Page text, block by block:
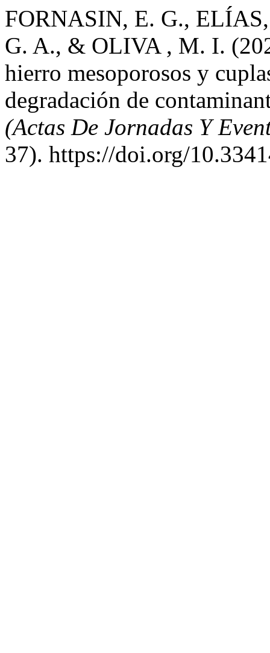
FORNASIN, E. G.,
G. A., & OLIVA , M. I.
hierro mesoporosos y
degradación de
(Actas De Jornadas Y
37). https://doi.org/